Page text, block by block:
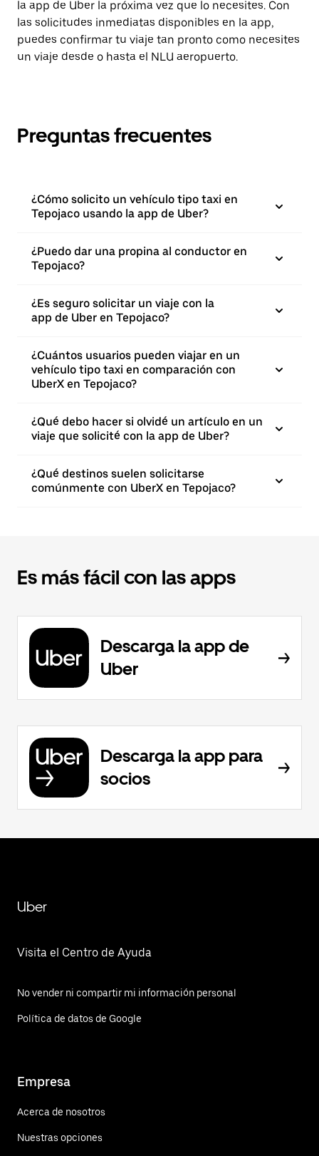
la app de Uber la próxima vez que lo necesites. Con
las solicitudes inmediatas disponibles en la app,
puedes confirmar tu viaje tan pronto como necesites
un viaje desde o hasta el NLU aeropuerto.
Preguntas frecuentes
¿Cómo solicito un vehículo tipo taxi en
Tepojaco usando la app de Uber?
¿Puedo dar una propina al conductor en
Tepojaco?
¿Es seguro solicitar un viaje con la
app de Uber en Tepojaco?
¿Cuántos usuarios pueden viajar en un
vehículo tipo taxi en comparación con
UberX en Tepojaco?
¿Qué debo hacer si olvidé un artículo en un
viaje que solicité con la app de Uber?
¿Qué destinos suelen solicitarse
comúnmente con UberX en Tepojaco?
Es más fácil con las apps
Descarga la app de
Uber
Descarga la app para
socios
Uber
Visita el Centro de Ayuda
No vender ni compartir mi información personal
Política de datos de Google
Empresa
Acerca de nosotros
Nuestras opciones